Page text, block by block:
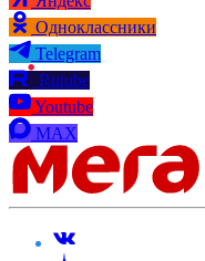
Одноклассники
Telegram
Rutube
Youtube
MAX